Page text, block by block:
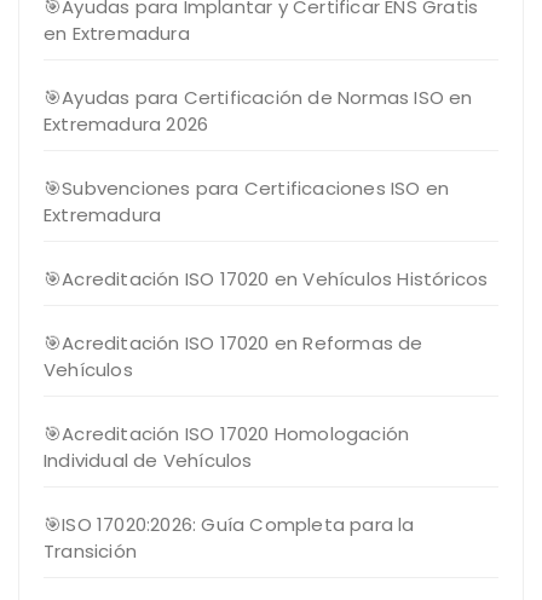
🎯Ayudas para Implantar y Certificar ENS Gratis
en Extremadura
🎯Ayudas para Certificación de Normas ISO en
Extremadura 2026
🎯Subvenciones para Certificaciones ISO en
Extremadura
🎯Acreditación ISO 17020 en Vehículos Históricos
🎯Acreditación ISO 17020 en Reformas de
Vehículos
🎯Acreditación ISO 17020 Homologación
Individual de Vehículos
🎯ISO 17020:2026: Guía Completa para la
Transición